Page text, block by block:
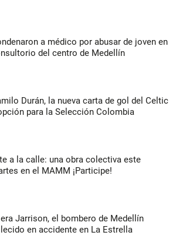
a médico por abusar de joven en
del centro de Medellín
Durán, la nueva carta de gol del Celtic
para la Selección Colombia
a la calle: una obra colectiva este
en el MAMM ¡Participe!
Jarrison, el bombero de Medellín
en accidente en La Estrella